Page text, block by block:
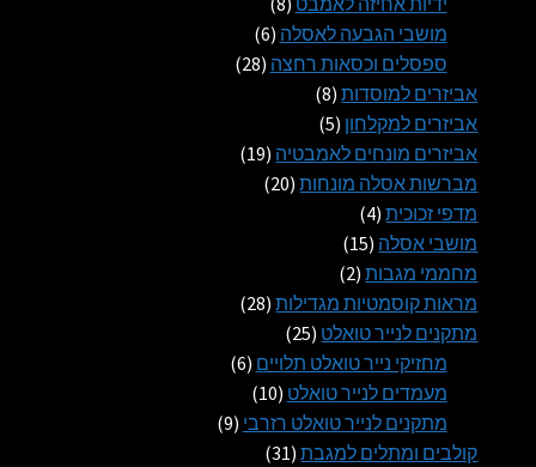
מוצרים מושבי הגבעה לאסלה 6
6
מוצרים ספסלים וכסאות רחצה 28
28
אביזרים למוסדות 8
8
מוצרים
אביזרים למקלחון 5
5
מוצרים
אביזרים מונחים לאמבטיה 19
19
מברשות אסלה מונחות 20
20
מדפי זכוכית 4
4
מוצרים מושבי אסלה 15
15
מוצרים מחממי מגבות 2
2
מוצרים
מראות קוסמטיות מגדילות 28
28
מתקנים לנייר טואלט 25
25
מוצרים
מחזיקי נייר טואלט תלויים 6
6
מעמדים לנייר טואלט 10
10
מוצריםמתקנים לנייר טואלט רזרבי 9
9
קולבים ומתלים למגבת 31
31